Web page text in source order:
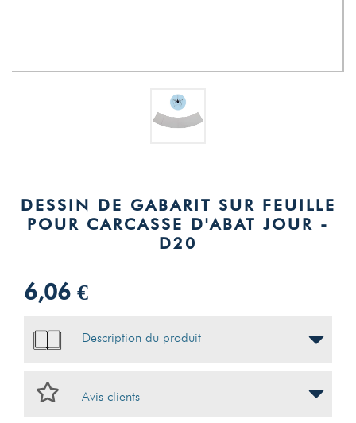
DESSIN DE GABARIT SUR FEUILLE
POUR CARCASSE D'ABAT JOUR -
D20
6,06 €
Description du produit
Avis clients